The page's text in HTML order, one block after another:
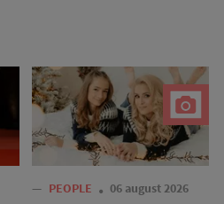
— PEOPLE 06 august 2026